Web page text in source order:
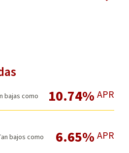
bajas como 10.74% APR
bajos como 6.65% APR